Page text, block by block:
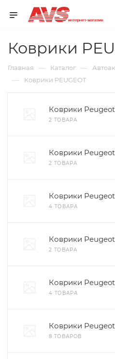
Коврики
Главная — Каталог —
— Коврики PEUGEOT
Коврики Peugeot
2 ТОВАРА
Коврики Peugeot
2 ТОВАРА
Коврики
4 ТОВАРА
Коврики
2 ТОВАРА
Коврики
4 ТОВАРА
Коврики
8 ТОВАРОВ